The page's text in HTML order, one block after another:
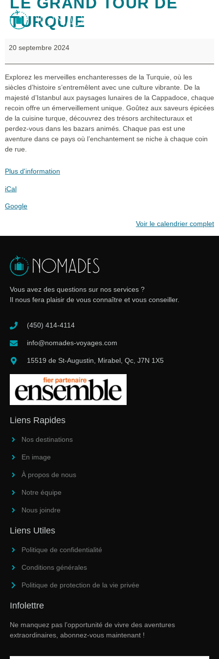
TURQUIE
20 septembre 2024
Explorez les merveilles enchanteresses de la Turquie, où les
siècles d’histoire s’entremêlent avec une culture vibrante. De la
majesté d’Istanbul aux paysages lunaires de la Cappadoce, chaque
recoin offre un émerveillement unique. Goûtez aux saveurs épicées
de la cuisine turque, découvrez des trésors architecturaux et
perdez-vous dans les bazars animés. Chaque pas est une
aventure dans ce pays où l’enchantement se niche à chaque coin
de rue.
Plus d'information
iCal
Google
Voir le calendrier complet
Vous avez des questions sur nos services ?
Il nous fera plaisir de vous connaître et vous conseiller.
(450) 414-4114
info@nomades-voyages.com
15519 de St-Augustin, Mirabel, Qc, J7N 1X5
Liens Rapides
Nos destinations
En image
À propos de nous
Notre équipe
Nous joindre
Liens Utiles
Politique de confidentialité
Conditions générales
Politique de protection de la vie privée
Infolettre
Ne manquez pas l’opportunité de vivre des aventures
extraordinaires, abonnez-vous maintenant !